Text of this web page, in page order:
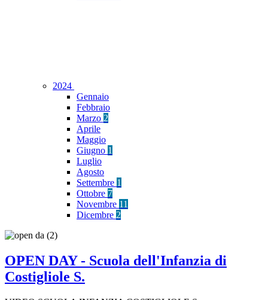
2024
Gennaio
Febbraio
Marzo 2
Aprile
Maggio
Giugno 1
Luglio
Agosto
Settembre 1
Ottobre 7
Novembre 11
Dicembre 2
OPEN DAY - Scuola dell'Infanzia di
Costigliole S.